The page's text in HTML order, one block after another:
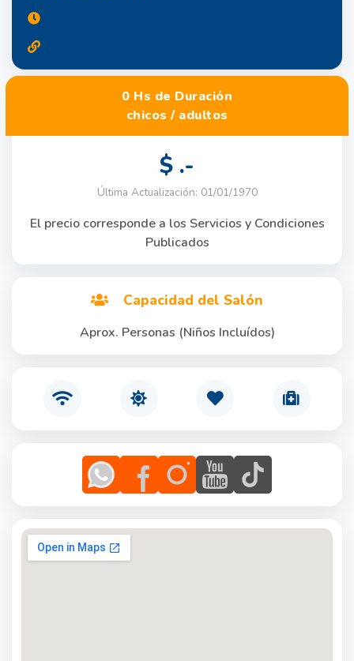
0 Hs de Duración
chicos / adultos
$ .-
Última Actualización: 01/01/1970
El precio corresponde a los Servicios y Condiciones
Publicados
Capacidad del Salón
Aprox. Personas (Niños Incluídos)